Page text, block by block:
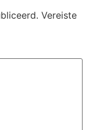
Vereiste